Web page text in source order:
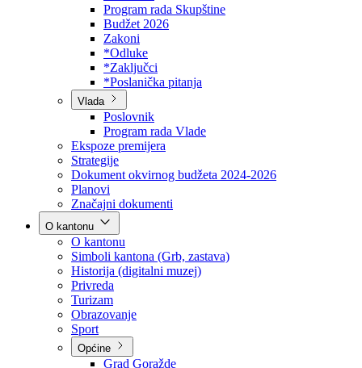
Skupština
Poslovnik
Program rada Skupštine
Budžet 2026
Zakoni
*Odluke
*Zaključci
*Poslanička pitanja
Vlada
Poslovnik
Program rada Vlade
Ekspoze premijera
Strategije
Dokument okvirnog budžeta 2024-2026
Planovi
Značajni dokumenti
O kantonu
O kantonu
Simboli kantona (Grb, zastava)
Historija (digitalni muzej)
Privreda
Turizam
Obrazovanje